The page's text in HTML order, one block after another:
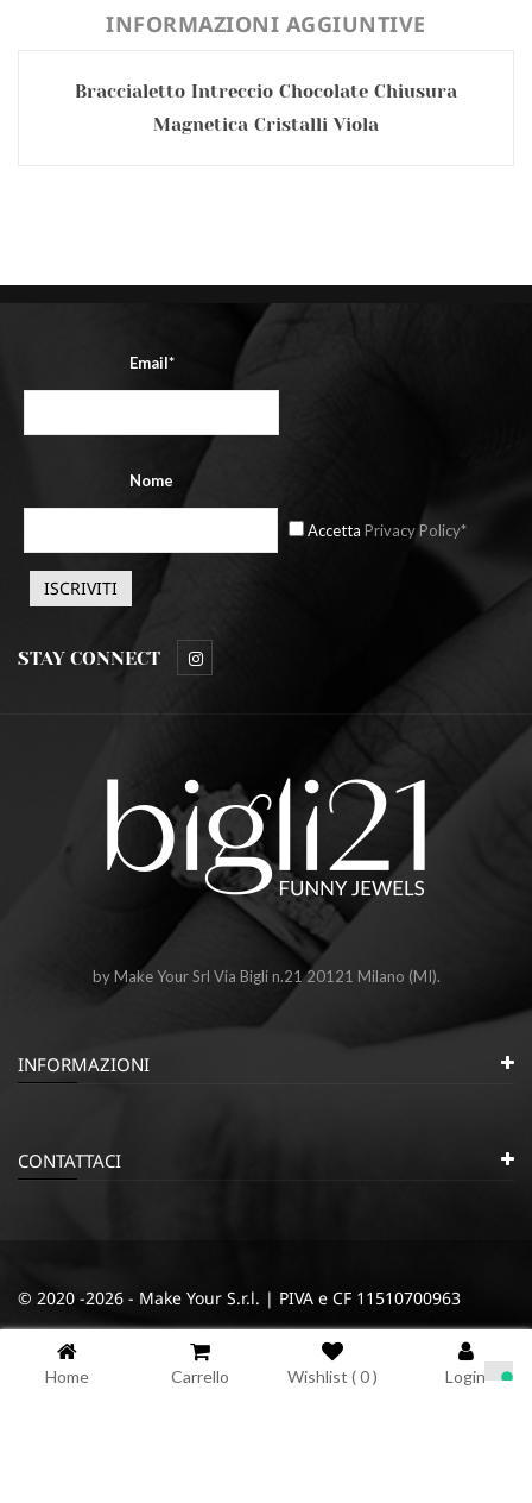
INFORMAZIONI AGGIUNTIVE
Braccialetto Intreccio Chocolate Chiusura
Magnetica Cristalli Viola
Email*
Nome
Accetta Privacy Policy*
STAY CONNECT
by Make Your Srl Via Bigli n.21 20121 Milano (MI).
INFORMAZIONI
CONTATTACI
© 2020 -2026 - Make Your S.r.l. | PIVA e CF 11510700963
Privacy e Cookie Policy Termini e condizioni |Cookie
Home Carrello Wishlist (0) Login